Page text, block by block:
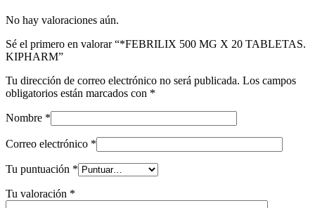
No hay valoraciones aún.
Sé el primero en valorar “*FEBRILIX 500 MG X 20 TABLETAS.
KIPHARM”
Tu dirección de correo electrónico no será publicada. Los campos
obligatorios están marcados con *
Nombre *
Correo electrónico *
Tu puntuación *
Tu valoración *